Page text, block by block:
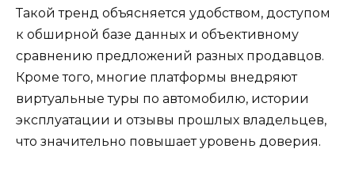
Такой тренд объясняется удобством, доступом
к обширной базе данных и объективному
сравнению предложений разных продавцов.
Кроме того, многие платформы внедряют
виртуальные туры по автомобилю, истории
эксплуатации и отзывы прошлых владельцев,
что значительно повышает уровень доверия.